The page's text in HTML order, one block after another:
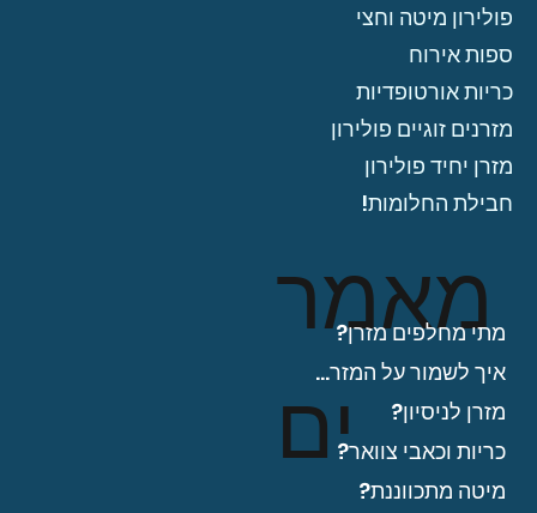
פולירון מיטה וחצי
ספות אירוח
כריות אורטופדיות
מזרנים זוגיים פולירון
מזרן יחיד פולירון
חבילת החלומות!
מאמר
ים
מתי מחלפים מזרן?
איך לשמור על המזרן?
מזרן לניסיון?
כריות וכאבי צוואר?
מיטה מתכווננת?